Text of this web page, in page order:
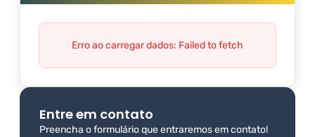
Erro ao carregar dados: Failed to fetch
Entre em contato
Preencha o formulário que entraremos em contato!